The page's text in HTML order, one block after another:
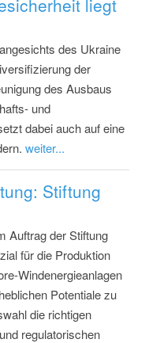
des Ukraine
der
des Ausbaus
und
dabei auch auf eine
weiter...
Stiftung
Auftrag der Stiftung
für die Produktion
Windenergieanlagen
Potentiale zu
die richtigen
regulatorischen